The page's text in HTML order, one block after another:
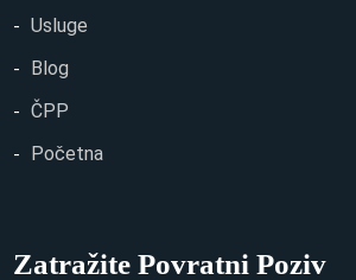
Usluge
Blog
ČPP
Početna
Zatražite Povratni Poziv